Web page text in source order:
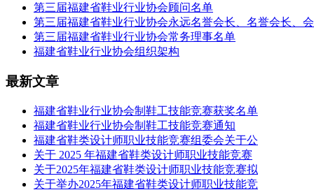
第三届福建省鞋业行业协会顾问名单
第三届福建省鞋业行业协会永远名誉会长、名誉会长、
第三届福建省鞋业行业协会常务理事名单
福建省鞋业行业协会组织架构
最新文章
福建省鞋业行业协会制鞋工技能竞赛获奖名单
福建省鞋业行业协会制鞋工技能竞赛通知
福建省鞋类设计师职业技能竞赛组委会关于公
关于 2025 年福建省鞋类设计师职业技能竞赛
关于2025年福建省鞋类设计师职业技能竞赛拟
关于举办2025年福建省鞋类设计师职业技能竞